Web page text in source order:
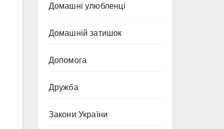
Домашні улюбленці
Домашній затишок
Допомога
Дружба
Закони України